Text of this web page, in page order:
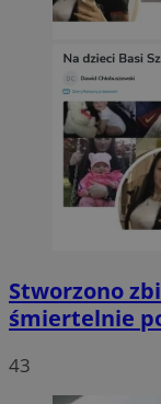
Stworzono
śmiertelnie
43